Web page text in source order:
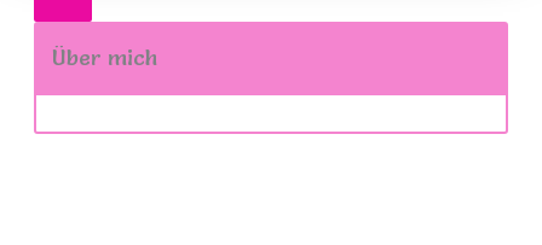
Über mich